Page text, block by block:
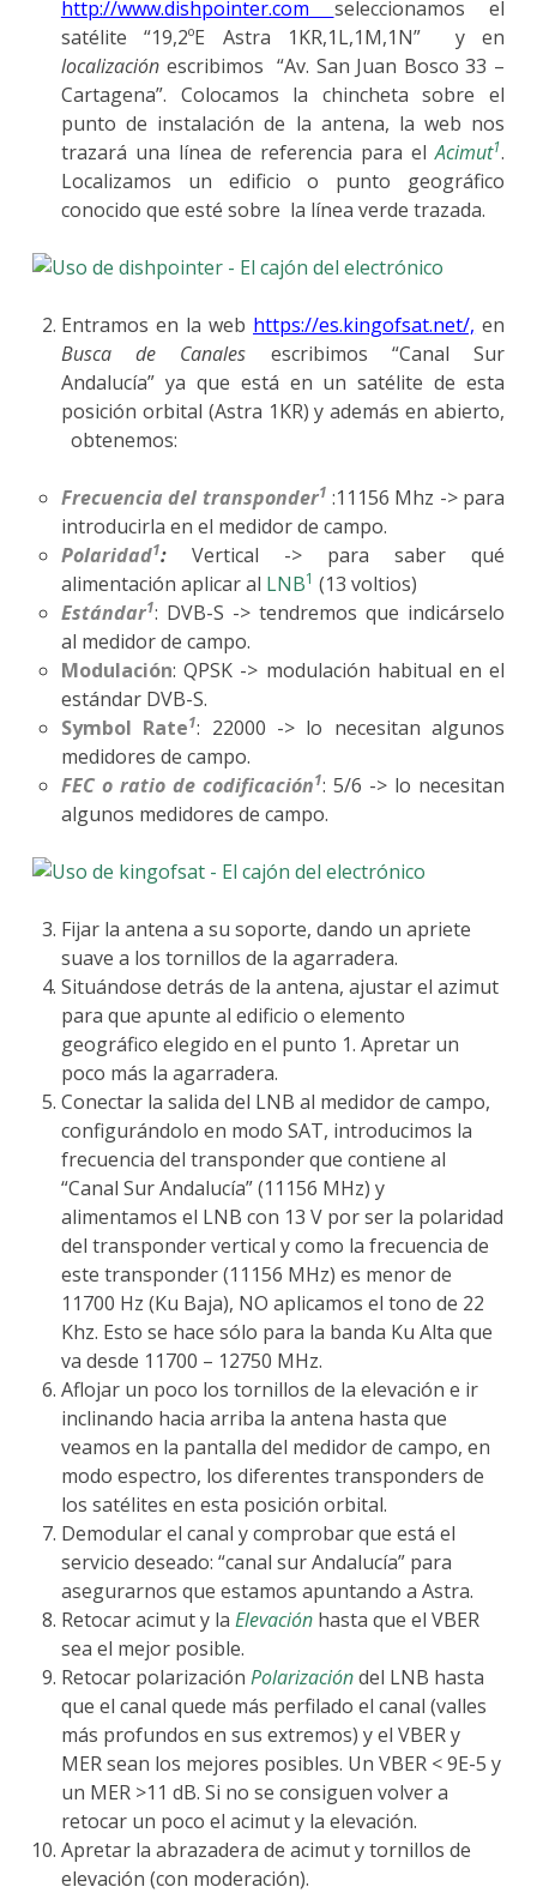
http://www.dishpointer.com seleccionamos el
satélite “19,2ºE Astra 1KR,1L,1M,1N” y en
localizaciónescribimos “Av. San Juan Bosco 33 –
Cartagena”. Colocamos la chincheta sobre el
punto de instalación de la antena, la web nos
trazará una línea de referencia para elAcimut1.
Localizamos un edificio o punto geográfico
conocido que esté sobre la línea verde trazada.
Entramos en la web https://es.kingofsat.net/, en
Busca de Canales escribimos “Canal Sur
Andalucía” ya que está en un satélite de esta
posición orbital (Astra 1KR) y además en abierto,
obtenemos:
Frecuencia del transponder1 :11156 Mhz -> para
introducirla en el medidor de campo.
Polaridad1:Vertical -> para saber qué
alimentación aplicar al LNB1 (13 voltios)
Estándar1: DVB-S -> tendremos que indicárselo
al medidor de campo.
Modulación: QPSK -> modulación habitual en el
estándar DVB-S.
Symbol Rate1: 22000 -> lo necesitan algunos
medidores de campo.
FEC o ratio de codificación1: 5/6 -> lo necesitan
algunos medidores de campo.
Fijar la antena a su soporte, dando un apriete
suave a los tornillos de la agarradera.
Situándose detrás de la antena, ajustar el azimut
para que apunte al edificio o elemento
geográfico elegido en el punto 1. Apretar un
poco más la agarradera.
Conectar la salida del LNB al medidor de campo,
configurándolo en modo SAT, introducimos la
frecuencia del transponder que contiene al
“Canal Sur Andalucía” (11156 MHz) y
alimentamos el LNB con 13 V por ser la polaridad
del transponder vertical y como la frecuencia de
este transponder (11156 MHz) es menor de
11700 Hz (Ku Baja), NO aplicamos el tono de 22
Khz. Esto se hace sólo para la banda Ku Alta que
va desde 11700 – 12750 MHz.
Aflojar un poco los tornillos de la elevación e ir
inclinando hacia arriba la antena hasta que
veamos en la pantalla del medidor de campo, en
modo espectro, los diferentes transponders de
los satélites en esta posición orbital.
Demodular el canal y comprobar que está el
servicio deseado: “canal sur Andalucía” para
asegurarnos que estamos apuntando a Astra.
Retocar acimut y la Elevaciónhasta que el VBER
sea el mejor posible.
Retocar polarización Polarizacióndel LNB hasta
que el canal quede más perfilado el canal (valles
más profundos en sus extremos) y el VBER y
MER sean los mejores posibles. Un VBER < 9E-5 y
un MER >11 dB. Si no se consiguen volver a
retocar un poco el acimut y la elevación.
Apretar la abrazadera de acimut y tornillos de
elevación (con moderación).